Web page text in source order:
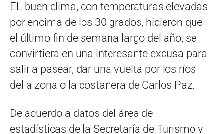
EL buen clima, con temperaturas elevadas
por encima de los 30 grados, hicieron que
el último fin de semana largo del año, se
convirtiera en una interesante excusa para
salir a pasear, dar una vuelta por los ríos
del a zona o la costanera de Carlos Paz.
De acuerdo a datos del área de
estadísticas de la Secretaría de Turismo y